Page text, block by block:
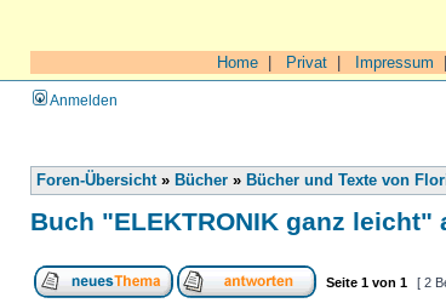
Home Privat Impressum
Anmelden
Foren-Übersicht» Bücher » Bücher und Texte von
Buch "ELEKTRONIK ganz leicht"
Seite 1 von 1 [ 2